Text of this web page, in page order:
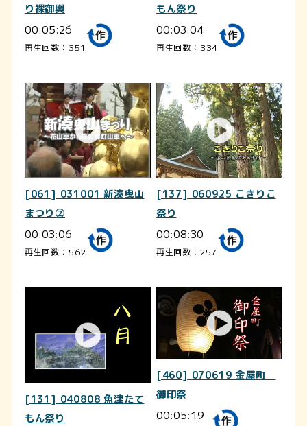
り裸御輿
00:05:26
再生回数：351
もん祭り
00:03:04
再生回数：334
[061] 031001 新湊曳山
まつり②
00:03:06
再生回数：562
[137] 060925 こきりこ
祭り
00:08:30
再生回数：257
[131] 040808 魚津たて
もん祭り
[460] 070619 金屋町
御印祭
00:05:19